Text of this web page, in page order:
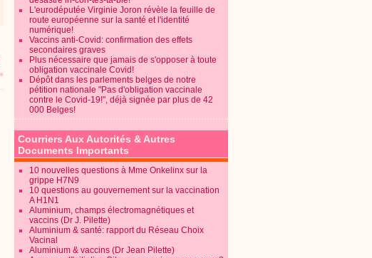
L'eurodéputée Virginie Joron révèle la feuille de
route européenne sur la santé et l'identité
numérique!
Vaccins anti-Covid: confirmation des effets
secondaires graves
Plus nécessaire que jamais de s'opposer à toute
obligation vaccinale Covid!
Dépôt dans les parlements belges de notre
pétition nationale "Pas d'obligation vaccinale
contre le Covid-19!", déjà signée par plus de 42
000 Belges!
Courriers Aux Autorités & Autres
Documents Importants
10 nouvelles questions à Mme Onkelinx sur la
grippe H7N9
10 questions au gouvernement sur la vaccination
A H1N1
Aluminium, champs électromagnétiques et
vaccins (Dr J. Pilette)
Aluminium & santé: rapport du Réseau Choix
Vacinal
Aluminium & vaccins (Dr Jean Pilette)